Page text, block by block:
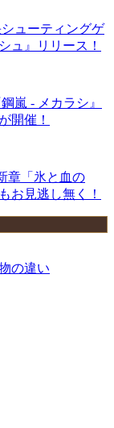
ューティングゲ
ュ』リリース！
嵐 - メカラシ』
開催！
章「氷と血の
お見逃し無く！
の違い